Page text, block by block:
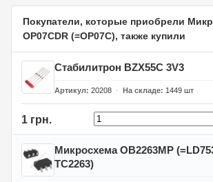
Покупатели, которые приобрели
OP07CDR (=OP07C), также купили
Стабилитрон BZX55C 3V3
Артикул 20208 На складе 1449 шт
1 грн.
Микросхема OB2263MP
TC2263)